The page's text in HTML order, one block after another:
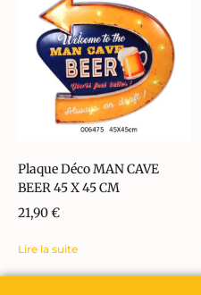
Plaque Déco MAN CAVE
BEER 45 X 45 CM
21,90€
Lire la suite